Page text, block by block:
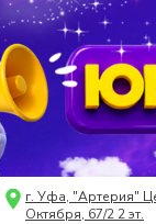
г. Уфа, "Артерия"
Октября, 67/2 2 эт.